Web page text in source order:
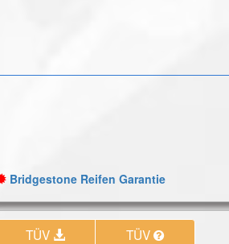
Bridgestone Reifen Garantie
TÜV TÜV